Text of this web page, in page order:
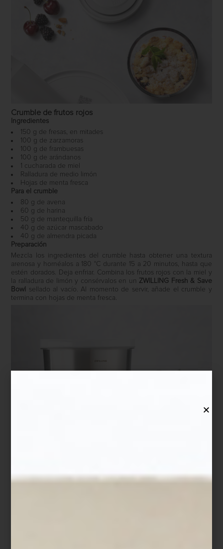
Crumble de frutos rojos
Ingredientes
150 g de fresas, en mitades
100 g de zarzamoras
100 g de frambuesas
100 g de arándanos
1 cucharada de miel
Ralladura de medio limón
Hojas de menta fresca
Para el crumble
80 g de avena
60 g de harina
50 g de mantequilla fría
40 g de azúcar mascabado
40 g de almendra picada
Preparación
Mezcla los ingredientes del crumble hasta obtener una textura
arenosa y hornéalos a 180 °C durante 15 a 20 minutos, hasta que
estén dorados. Deja enfriar. Combina los frutos rojos con la miel y
la ralladura de limón y consérvalos en un ZWILLING Fresh & Save
Bowl
sellado al vacío. Al momento de servir, añade el crumble y
termina con hojas de menta fresca.
o una ensalada de hojas verdes preparada con anticipación,
permiten cocinar, servir y almacenar en un mismo recipiente,